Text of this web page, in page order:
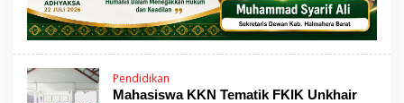
Pendidikan
Mahasiswa KKN Tematik FKIK Unkhair